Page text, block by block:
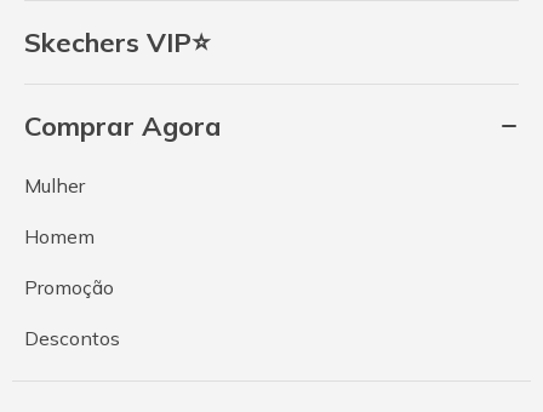
Skechers VIP⭐
Comprar Agora
Mulher
Homem
Promoção
Descontos